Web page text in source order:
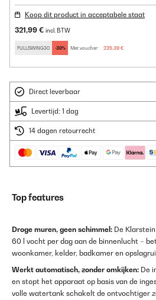
Koop dit product in acceptabele staat
321,99 € incl. BTW
FULLSWING30 -30% Met voucher: 225,39 €
Direct leverbaar
Levertijd: 1 dag
14 dagen retourrecht
Top features
Droge muren, geen schimmel: De
60 l vocht per dag aan de binnenlucht –
woonkamer, kelder, badkamer en
Werkt automatisch, zonder omkijken: De
en stopt het apparaat op basis van de
volle watertank schakelt de ontvochtiger